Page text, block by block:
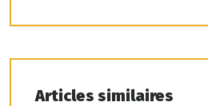
Articles similaires